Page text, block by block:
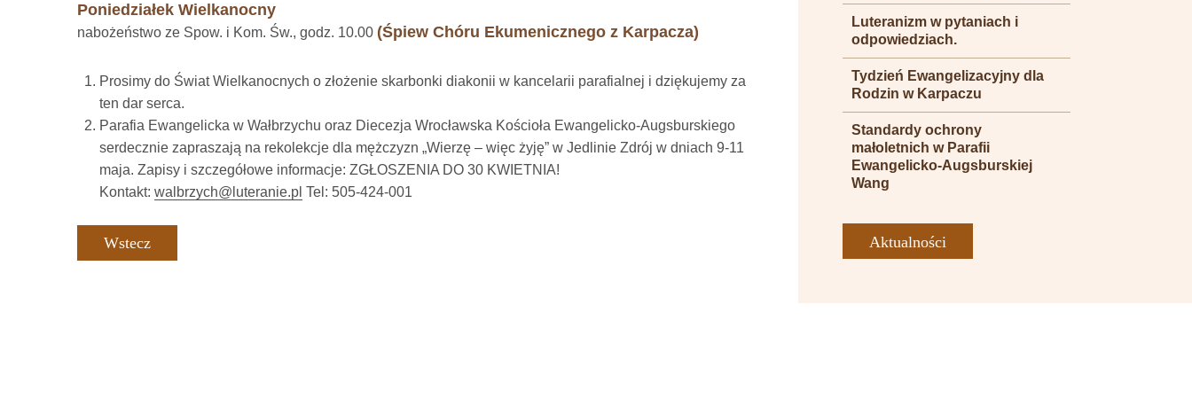
Poniedziałek Wielkanocny
nabożeństwo ze Spow. i Kom. Św., godz. 10.00 (Śpiew Chóru Ekumenicznego z Karpacza)
Prosimy do Świat Wielkanocnych o złożenie skarbonki diakonii w kancelarii parafialnej i dziękujemy za
ten dar serca.
Parafia Ewangelicka w Wałbrzychu oraz Diecezja Wrocławska Kościoła Ewangelicko-Augsburskiego
serdecznie zapraszają na rekolekcje dla mężczyzn „Wierzę – więc żyję” w Jedlinie Zdrój w dniach 9-11
maja. Zapisy i szczegółowe informacje: ZGŁOSZENIA DO 30 KWIETNIA!
Kontakt: walbrzych@luteranie.pl Tel: 505-424-001
Wstecz
Luteranizm w pytaniach i
odpowiedziach.
Tydzień Ewangelizacyjny dla
Rodzin w Karpaczu
Standardy ochrony
małoletnich w Parafii
Ewangelicko-Augsburskiej
Wang
Aktualności